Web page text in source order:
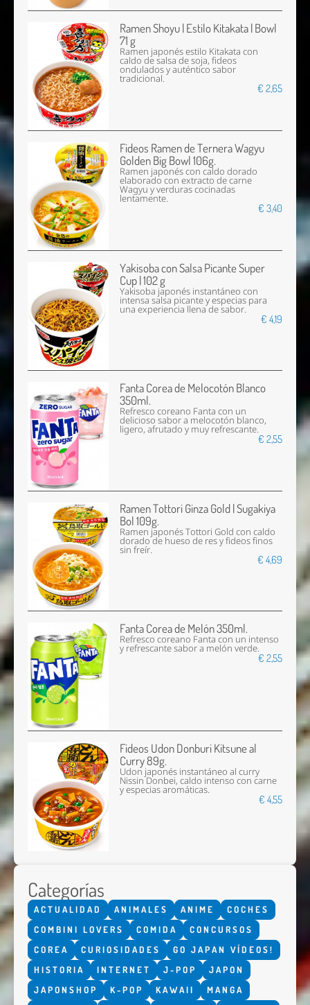
Ramen Shoyu | Estilo Kitakata | Bowl
71 g
Ramen japonés estilo Kitakata con
caldo de salsa de soja, fideos
ondulados y auténtico sabor
tradicional.
€ 2,65
Fideos Ramen de Ternera Wagyu
Golden Big Bowl 106g.
Ramen japonés con caldo dorado
elaborado con extracto de carne
Wagyu y verduras cocinadas
lentamente.
€ 3,40
Yakisoba con Salsa Picante Super
Cup | 102 g
Yakisoba japonés instantáneo con
intensa salsa picante y especias para
una experiencia llena de sabor.
€ 4,19
Fanta Corea de Melocotón Blanco
350ml.
Refresco coreano Fanta con un
delicioso sabor a melocotón blanco,
ligero, afrutado y muy refrescante.
€ 2,55
Ramen Tottori Ginza Gold | Sugakiya
Bol 109g.
Ramen japonés Tottori Gold con caldo
dorado de hueso de res y fideos finos
sin freír.
€ 4,69
Fanta Corea de Melón 350ml.
Refresco coreano Fanta con un intenso
y refrescante sabor a melón verde.
€ 2,55
Fideos Udon Donburi Kitsune al
Curry 89g.
Udon japonés instantáneo al curry
Nissin Donbei, caldo intenso con carne
y especias aromáticas.
€ 4,55
Categorías
ACTUALIDAD ANIMALES ANIME
COCHES
COMBINI LOVERS
COMIDA
CONCURSOS
COREA
CURIOSIDADES
GO JAPAN VÍDEOS!
HISTORIA
INTERNET J-POP
JAPON
JAPONSHOP
K-POP KAWAII
MANGA